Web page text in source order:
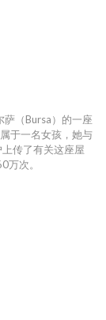
（Bursa）的一座
于一名女孩，她与
传了有关这座屋
万次。